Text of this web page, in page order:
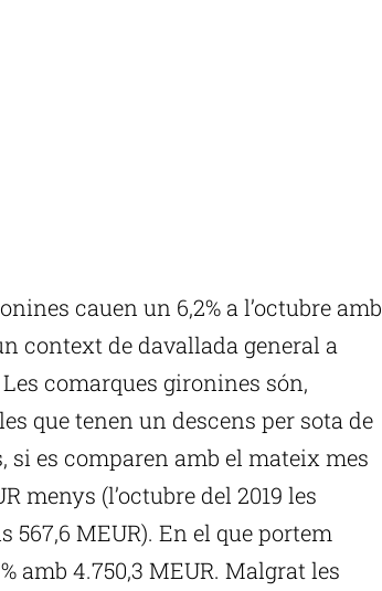
cauen un 6,2% a l’octubre amb
context de davallada general a
comarques gironines són,
que tenen un descens per sota de
es comparen amb el mateix mes
menys (l’octubre del 2019 les
MEUR). En el que portem
amb 4.750,3 MEUR. Malgrat les